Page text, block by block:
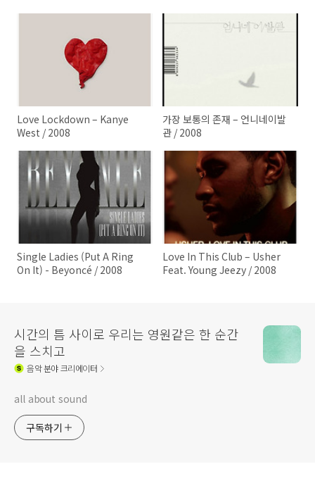
Love Lockdown – Kanye
West / 2008
가장 보통의 존재 – 언니네이발
관 / 2008
Single Ladies (Put A Ring
On It) - Beyoncé / 2008
Love In This Club – Usher
Feat. Young Jeezy / 2008
시간의 틈 사이로 우리는 영원같은 한 순간
을 스치고
음악분야 크리에이터
all about sound
구독하기